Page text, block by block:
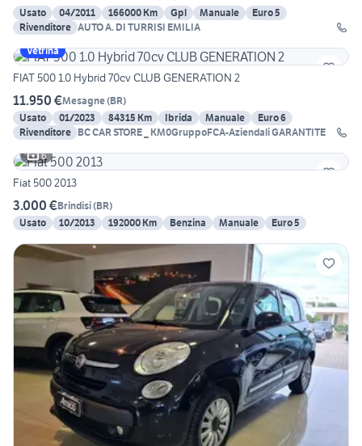
Usato
04/2011 166000 Km Gpl Manuale
Euro 5
Rivenditore AUTO A. DI TURRISI EMILIA
Vetrina
FIAT 500 1.0 Hybrid 70cv CLUB GENERATION 2
11.950 €Mesagne(BR)
Usato
01/2023 84315 Km Ibrida Manuale
Euro 6
Rivenditore BC CAR STORE _ KM0GruppoFCA-Aziendali GARANTITE
6
Fiat 500 2013
3.000 €Brindisi(BR)
Usato
10/2013 192000 Km Benzina Manuale Euro 5